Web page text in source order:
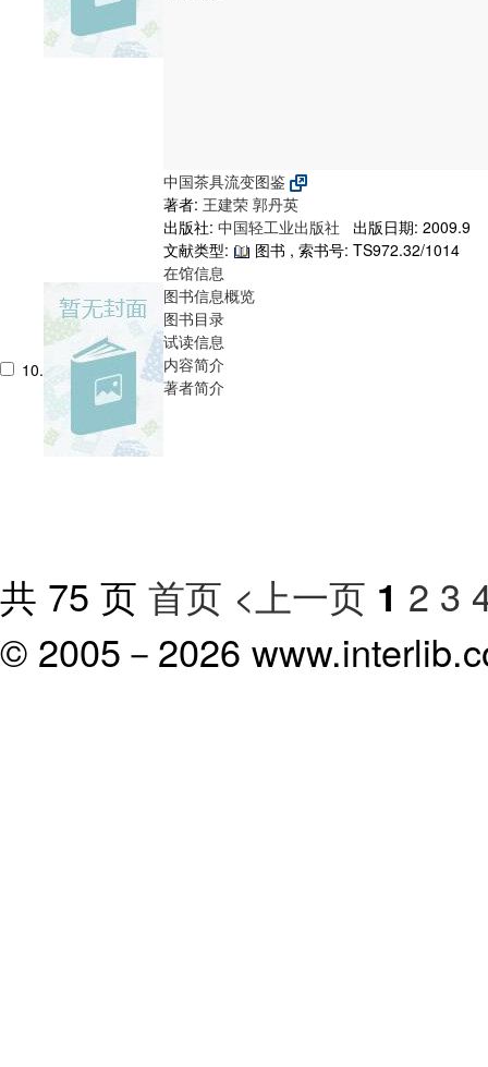
10.
中国茶具流变图鉴
著者: 王建荣 郭丹英
出版社: 中国轻工业出版社
出版日期: 2009.9
文献类型:
图书 , 索书号: TS972.32/1014
在馆信息
图书信息概览
图书目录
试读信息
内容简介
著者简介
共 75 页 首页 <上一页 1 2 3
© 2005－ 2026